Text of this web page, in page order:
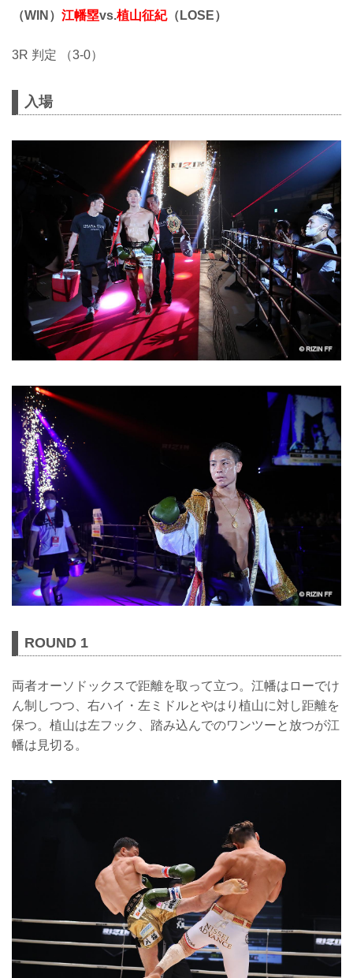
（WIN） 江幡塁vs.植山征紀（LOSE）
3R 判定 （3-0）
入場
ROUND 1
両者オーソドックスで距離を取って立つ。江幡はローでけ
ん制しつつ、右ハイ・左ミドルとやはり植山に対し距離を
保つ。植山は左フック、踏み込んでのワンツーと放つが江
幡は見切る。